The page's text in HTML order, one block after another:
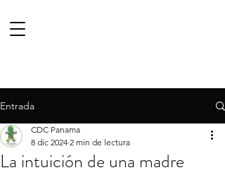
Entrada
La intuición de una madre
CDC Panama
8 dic 2024 2 min de lectura